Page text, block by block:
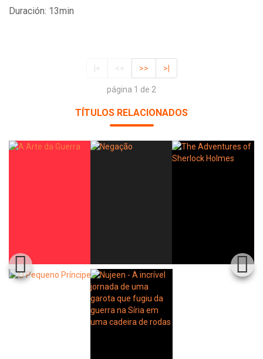
Duración: 13min
|< << >> >|
página 1 de 2
TÍTULOS RELACIONADOS